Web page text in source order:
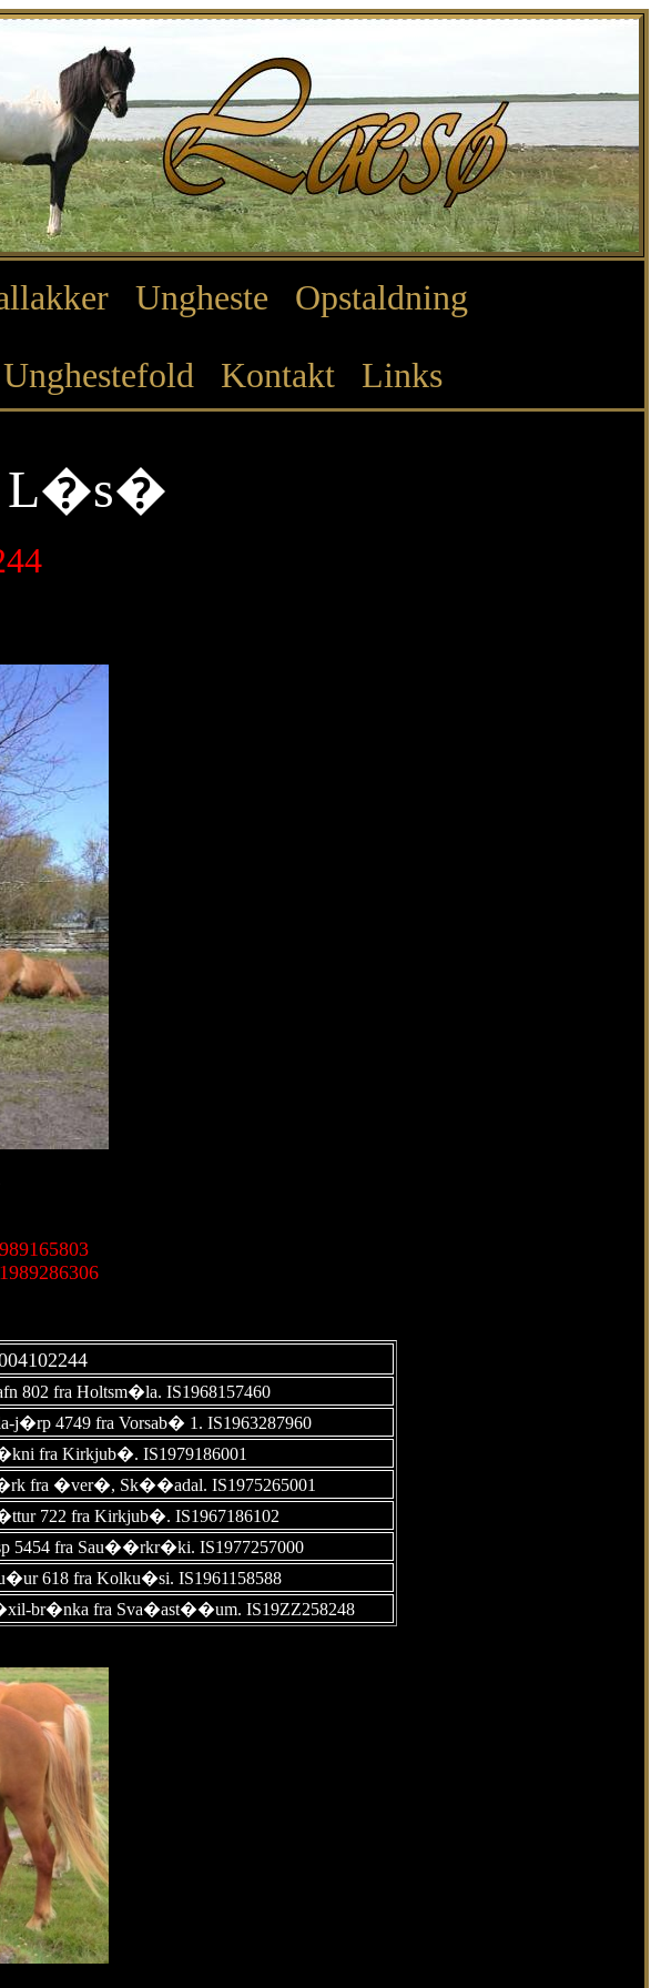
Ungheste
Opstaldning
Unghestefold Kontakt Links
L�s�
802 fra Holtsm�la. IS1968157460
j�rp 4749 fra Vorsab� 1. IS1963287960
fra Kirkjub�. IS1979186001
fra �ver�, Sk��adal. IS1975265001
722 fra Kirkjub�. IS1967186102
5454 fra Sau��rkr�ki. IS1977257000
618 fra Kolku�si. IS1961158588
br�nka fra Sva�ast��um. IS19ZZ258248